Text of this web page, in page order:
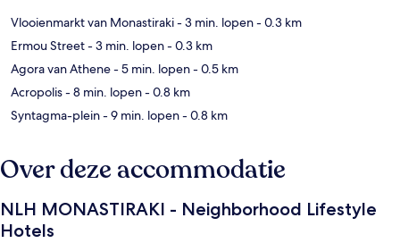
Vlooienmarkt van Monastiraki- 3 min. lopen- 0.3 km
Ermou Street- 3 min. lopen- 0.3 km
Agora van Athene- 5 min. lopen- 0.5 km
Acropolis- 8 min. lopen- 0.8 km
Syntagma-plein- 9 min. lopen- 0.8 km
Over deze accommodatie
NLH MONASTIRAKI - Neighborhood Lifestyle
Hotels